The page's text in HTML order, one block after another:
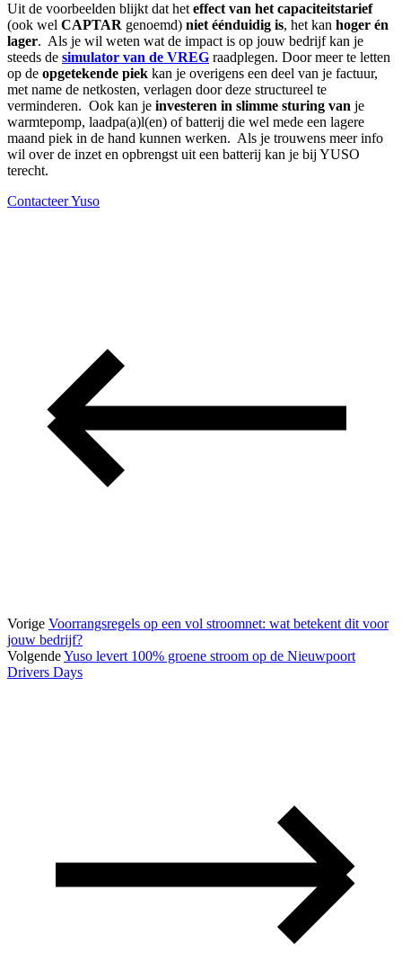
Uit de voorbeelden blijkt dat het effect van het capaciteitstarief
(ook wel CAPTAR genoemd) niet éénduidig is, het kan hoger én
lager. Als je wil weten wat de impact is op jouw bedrijf kan je
steeds de simulator van de VREG raadplegen. Door meer te letten
op de opgetekende piek kan je overigens een deel van je factuur,
met name de netkosten, verlagen door deze structureel te
verminderen. Ook kan je investeren in slimme sturing van je
warmtepomp, laadpa(a)l(en) of batterij die wel mede een lagere
maand piek in de hand kunnen werken. Als je trouwens meer info
wil over de inzet en opbrengst uit een batterij kan je bij YUSO
terecht.
Contacteer Yuso
Vorige Voorrangsregels op een vol stroomnet: wat betekent dit voor
jouw bedrijf?
VolgendeYuso levert 100% groene stroom op de Nieuwpoort
Drivers Days